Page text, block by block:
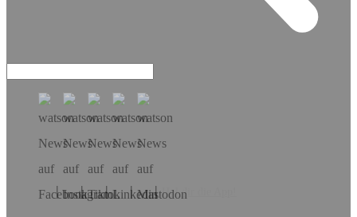
Hol dir die App!